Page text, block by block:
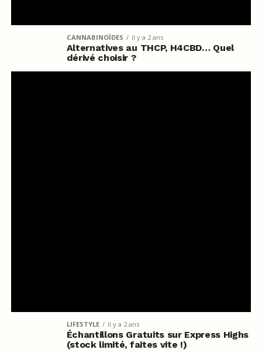
CANNABINOÏDES il y a 2 ans
Alternatives au THCP, H4CBD… Quel
dérivé choisir ?
LIFESTYLE il y a 2 ans
Échantillons Gratuits sur Express Highs
(stock limité, faites vite !)